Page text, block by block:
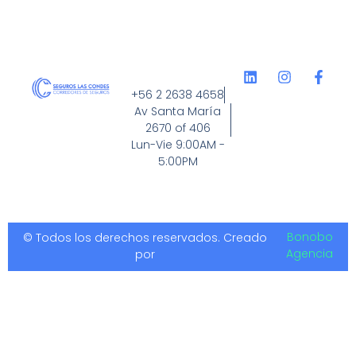
+56 2 2638 4658
Av Santa María
2670 of 406
Lun-Vie 9:00AM -
5:00PM
© Todos los derechos reservados. Creado
por
Bonobo
Agencia